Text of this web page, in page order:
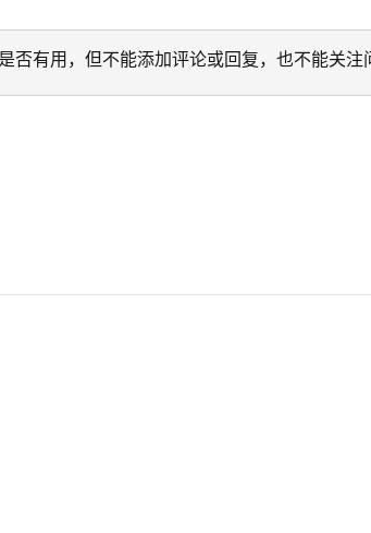
有用，但不能添加评论或回复，也不能关注